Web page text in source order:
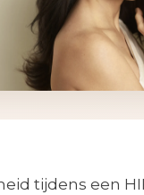
tijdens een